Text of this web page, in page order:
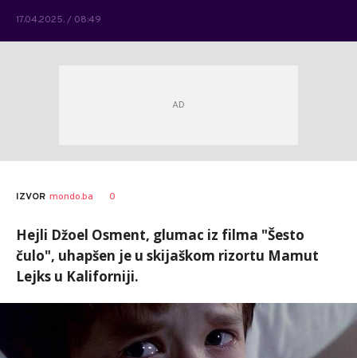
17.04.2025. / 08:49
IZVOR mondo.ba 0
Hejli Džoel Osment, glumac iz filma "Šesto
čulo", uhapšen je u skijaškom rizortu Mamut
Lejks u Kaliforniji.